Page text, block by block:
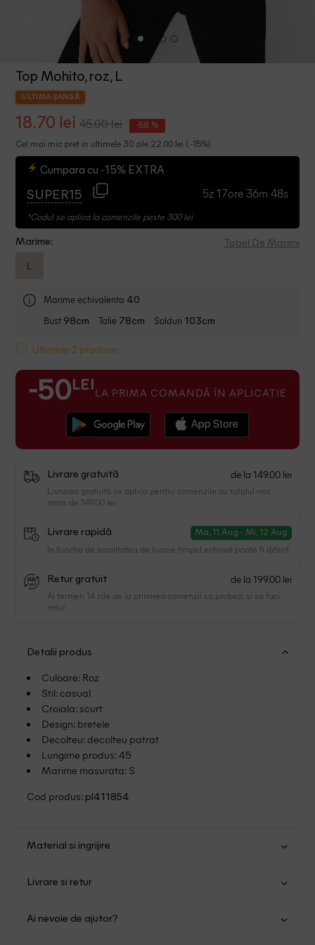
Top Mohito, roz, L
ULTIMA ȘANSĂ
18.70 lei 45.00 lei -58 %
Cel mai mic pret in ultimele 30 zile 22.00 lei ( -15%)
Cumpara cu -15% EXTRA
SUPER15 5z 17ore 36m 47s
*Codul se aplica la comenzile peste 300 lei
Marime: Tabel De Marimi
L
Marime echivalenta 40
Bust 98cm Talie 78cm Solduri 103cm
Ultimele 3 produse
-50 LEI LA PRIMA COMANDĂ ÎN APLICAȚIE
Livrare gratuită de la 149.00 lei
Livrarea gratuită se aplica pentru comenzile cu totalul mai
mare de 149.00 lei
Livrare rapidă Ma, 11 Aug - Mi, 12 Aug
In functie de localitatea de livrare timpul estimat poate fi diferit.
Retur gratuit de la 199.00 lei
Ai termen 14 zile de la primirea comenzii sa probezi si sa faci
retur.
Detalii produs
Culoare: Roz
Stil: casual
Croiala: scurt
Design: bretele
Decolteu: decolteu patrat
Lungime produs: 45
Marime masurata: S
Cod produs: pl411854
Material si ingrijire
Nu folositi inalbitor
Nu uscati in uscator
Livrare si retur
mare de 149.00 lei.
Ai nevoie de ajutor?